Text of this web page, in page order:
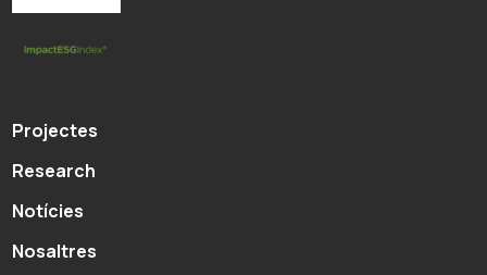
Projectes
Research
Notícies
Nosaltres